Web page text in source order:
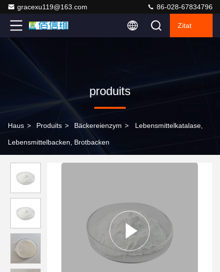
gracexu119@163.com 86-028-67834796
Zitat
produits
Haus > Produits > Bäckereienzym > Lebensmittelkatalase,
Lebensmittelbacken, Brotbacken